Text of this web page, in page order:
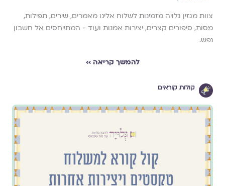
צוות מגזין גלויה מזמינות לשלוח אלינו מאמרים, שירים, תפילות,
מסות, סיפורים קצרים, יצירות אמנות ועוד - המתייחסים אל חשבון
נפש.
להמשך קריאה ››
קולות קוראים